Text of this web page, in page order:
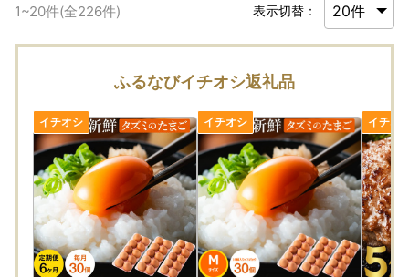
1~20件(全226件) 表示切替：
ふるなびイチオシ返礼品